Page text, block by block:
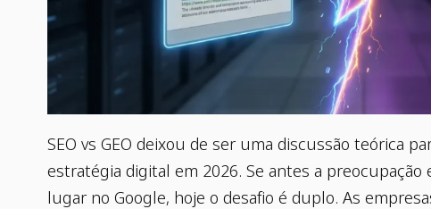
SEO vs GEO deixou de ser uma discussão teórica
estratégia digital em 2026. Se antes a
lugar no Google, hoje o desafio é duplo. As